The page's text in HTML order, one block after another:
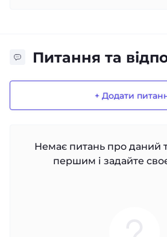
Питання та
+ Додати
Немає питань про даний
першим і задайте